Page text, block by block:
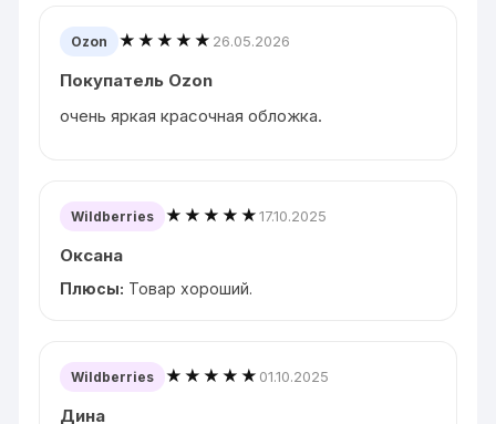
Ozon ★★★★★ 26.05.2026
Покупатель Ozon
очень яркая красочная обложка.
Wildberries ★★★★★17.10.2025
Оксана
Плюсы: Товар хороший.
Wildberries ★★★★★ 01.10.2025
Дина